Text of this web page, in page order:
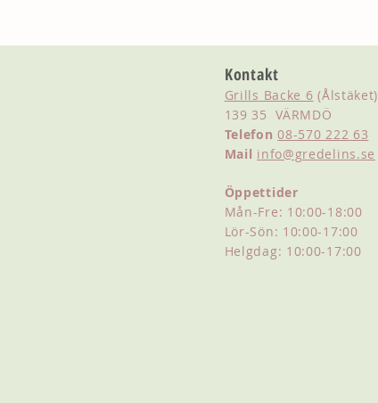
Kontakt
Grills Backe 6 (Ålstäket)
139 35 VÄRMDÖ
Telefon 08-570 222 63
Mail info@gredelins.se
Öppettider
Mån-Fre: 10:00-18:00
Lör-Sön: 10:00-17:00
Helgdag: 10:00-17:00